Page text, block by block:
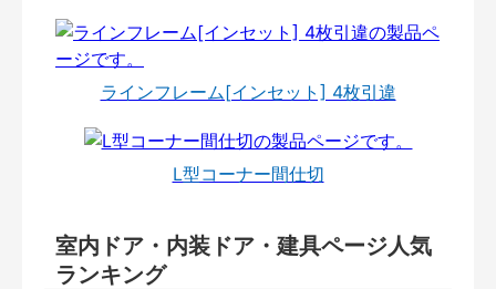
ラインフレーム[インセット] 4枚引違
L型コーナー間仕切
室内ドア・内装ドア・建具ページ人気
ランキング